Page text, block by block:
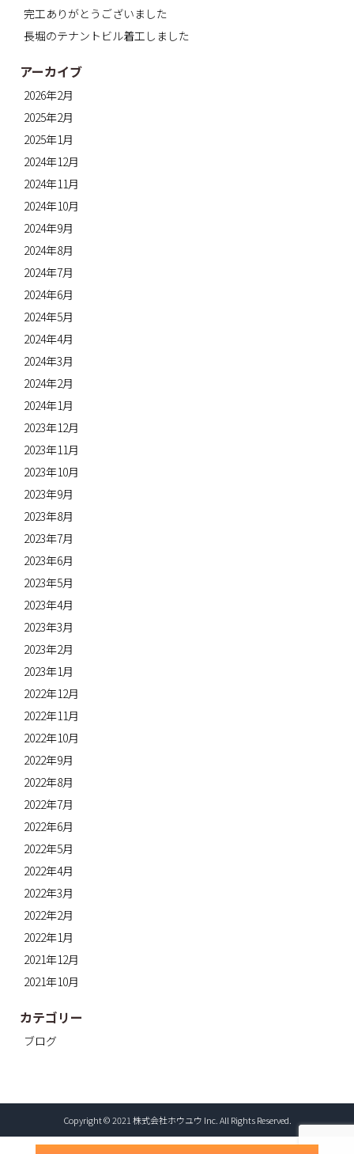
完工ありがとうございました
長堀のテナントビル着工しました
アーカイブ
2026年2月
2025年2月
2025年1月
2024年12月
2024年11月
2024年10月
2024年9月
2024年8月
2024年7月
2024年6月
2024年5月
2024年4月
2024年3月
2024年2月
2024年1月
2023年12月
2023年11月
2023年10月
2023年9月
2023年8月
2023年7月
2023年6月
2023年5月
2023年4月
2023年3月
2023年2月
2023年1月
2022年12月
2022年11月
2022年10月
2022年9月
2022年8月
2022年7月
2022年6月
2022年5月
2022年4月
2022年3月
2022年2月
2022年1月
2021年12月
2021年10月
カテゴリー
ブログ
Copyright © 2021 株式会社ホウユウ Inc. All Rights Reserved.